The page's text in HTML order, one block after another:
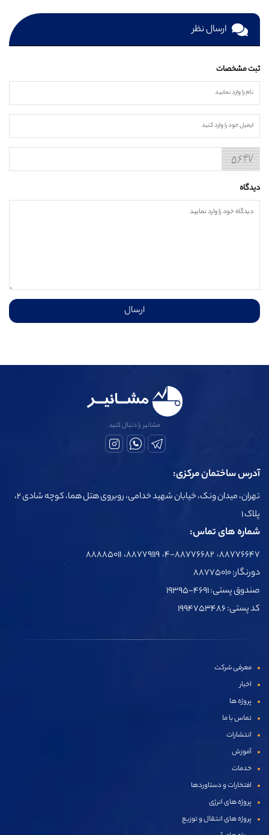
ارسال نظر
ثبت مشخصات
دیدگاه
ارسال
مشانیر را دنبال کنید
آدرس ساختمان مرکزی:
تهران، میدان ونک، خیابان شهید خدامی، روبروی هتل هما، کوچه شادی 2،
پلاک 1
شماره های تماس:
۸۸۷۷۶۶۴۷، ۴-۸۸۷۷۶۶۸۲، ۸۸۷۷۹۱۱۹، ۸۸۸۸۵۰۱۱
دورنگار: ۸۸۷۷۵۰۱۰
صندوق پستی: ۴۶۹۱-۱۹۳۹۵
کد پستی: ۱۹۹۴۷۵۳۴۸۶
معرفی شرکت
اخبار
پروژه ها
تماس با ما
انتشارات
آموزش
خدمات
افتخارات و دستاوردها
پروژه های انرژی
پروژه های انتقال و توزیع